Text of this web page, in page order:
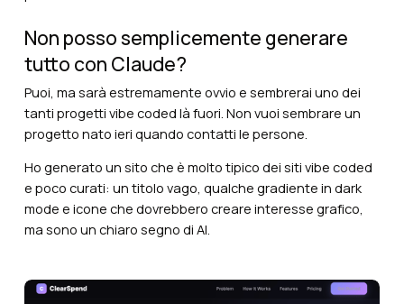
Non posso semplicemente generare
tutto con Claude?
Puoi, ma sarà estremamente ovvio e sembrerai uno dei
tanti progetti vibe coded là fuori. Non vuoi sembrare un
progetto nato ieri quando contatti le persone.
Ho generato un sito che è molto tipico dei siti vibe coded
e poco curati: un titolo vago, qualche gradiente in dark
mode e icone che dovrebbero creare interesse grafico,
ma sono un chiaro segno di AI.